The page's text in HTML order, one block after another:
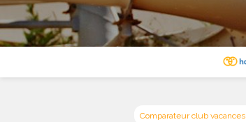
Comparateur club vacances